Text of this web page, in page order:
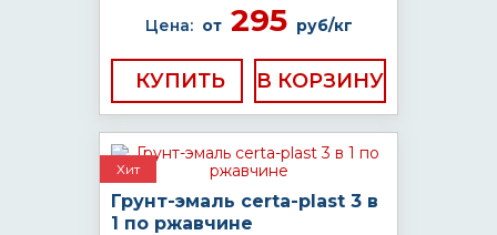
Цена: от295 руб/кг
КУПИТЬ
Хит
Грунт-эмаль certa-plast 3 в
1 по ржавчине